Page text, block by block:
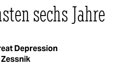
sechs Jahre
Depression